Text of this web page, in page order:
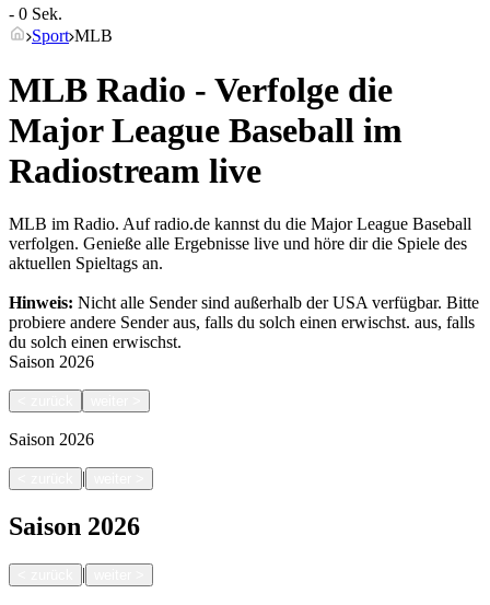
- 0 Sek.
Sport MLB
MLB Radio - Verfolge die
Major League Baseball im
Radiostream live
MLB im Radio. Auf radio.de kannst du die Major League Baseball
verfolgen. Genieße alle Ergebnisse live und höre dir die Spiele des
aktuellen Spieltags an.
Hinweis: Nicht alle Sender sind außerhalb der USA verfügbar. Bitte
probiere andere Sender aus, falls du solch einen erwischst. aus, falls
du solch einen erwischst.
Saison 2026
Saison 2026
|
Saison 2026
|